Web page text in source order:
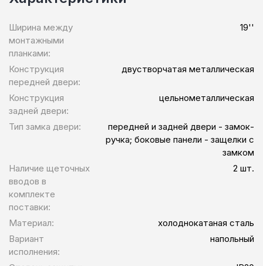
Ширина между
монтажными
планками:
19''
Конструкция
передней двери:
двустворчатая металлическая
Конструкция
задней двери:
цельнометаллическая
Тип замка двери:
передней и задней двери - замок-
ручка; боковые панели - защелки с
замком
Наличие щеточных
вводов в
комплекте
поставки:
2 шт.
Материал:
холоднокатаная сталь
Вариант
исполнения:
напольный